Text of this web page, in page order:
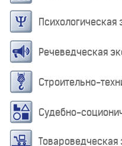
Психологическая
Речеведческая
Строительно-
Судебно-
Товароведческая